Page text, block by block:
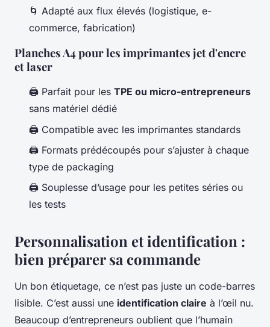
🌀 Adapté aux flux élevés (logistique, e-
commerce, fabrication)
Planches A4 pour les imprimantes jet d'encre
et laser
🖨️ Parfait pour les TPE ou micro-entrepreneurs
sans matériel dédié
🖨️ Compatible avec les imprimantes standards
🖨️ Formats prédécoupés pour s’ajuster à chaque
type de packaging
🖨️ Souplesse d’usage pour les petites séries ou
les tests
Personnalisation et identification :
bien préparer sa commande
Un bon étiquetage, ce n’est pas juste un code-barres
lisible. C’est aussi une identification claire à l’œil nu.
Beaucoup d’entrepreneurs oublient que l’humain